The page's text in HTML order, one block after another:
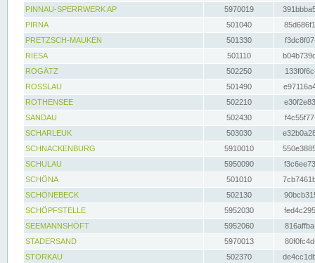
PINNAU-SPERRWERK AP
5970019
PIRNA
501040
PRETZSCH-MAUKEN
501330
RIESA
501110
ROGÄTZ
502250
ROSSLAU
501490
ROTHENSEE
502210
SANDAU
502430
SCHARLEUK
503030
SCHNACKENBURG
5910010
SCHULAU
5950090
SCHÖNA
501010
SCHÖNEBECK
502130
SCHÖPFSTELLE
5952030
SEEMANNSHÖFT
5952060
STADERSAND
5970013
STORKAU
502370